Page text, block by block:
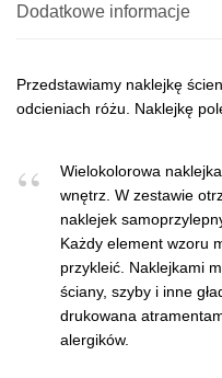
Dodatkowe informacje
Przedstawiamy naklejkę
odcieniach różu. Naklejkę
Wielokolorowa
wnętrz. W zestawie
naklejek
Każdy element wzoru
przykleić. Naklejkami
ściany, szyby i inne
drukowana
alergików.